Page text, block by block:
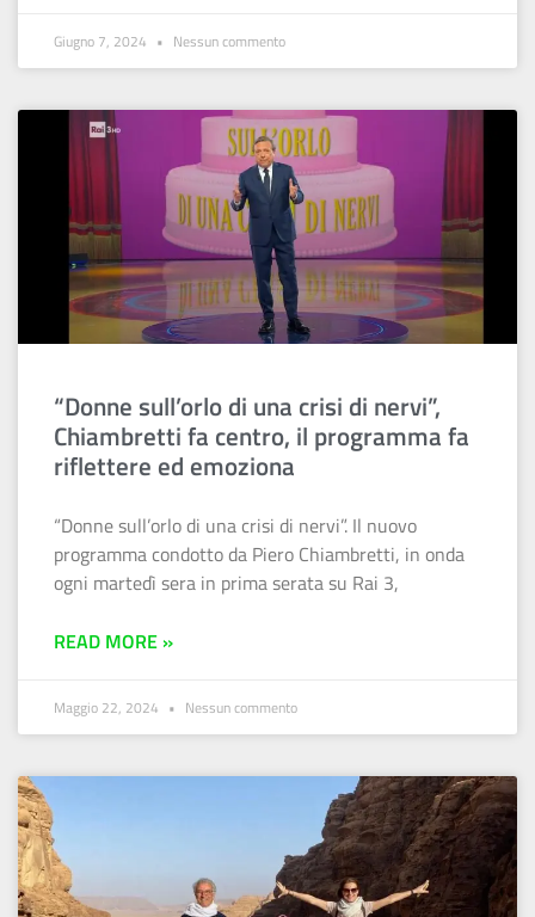
Giugno 7, 2024 Nessun commento
“Donne sull’orlo di una crisi di nervi”,
Chiambretti fa centro, il programma fa
riflettere ed emoziona
“Donne sull’orlo di una crisi di nervi”. Il nuovo
programma condotto da Piero Chiambretti, in onda
ogni martedì sera in prima serata su Rai 3,
READ MORE »
Maggio 22, 2024 Nessun commento